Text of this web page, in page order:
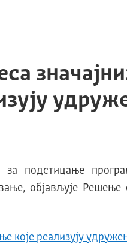
подстицање
објављује
које реализују